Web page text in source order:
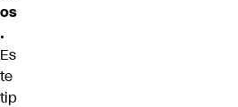
os
.
Es
te
tip